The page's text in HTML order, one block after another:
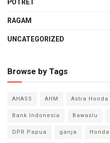
RAGAM
UNCATEGORIZED
Browse by Tags
AHASS AHM Astra
Bank Indonesia
Bawaslu
DPR Papua
ganja Honda